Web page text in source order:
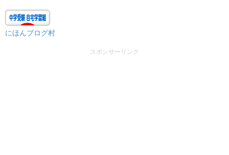
にほんブログ村
スポンサーリンク